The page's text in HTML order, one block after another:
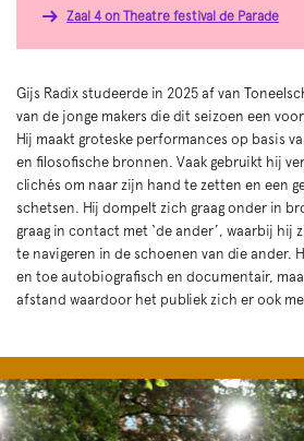
Gijs Radix studeerde in 2025 af van
van de jonge makers die dit seizoen een
Hij maakt groteske performances op basis
en filosofische bronnen. Vaak gebruikt hij
clichés om naar zijn hand te zetten en een
schetsen. Hij dompelt zich graag onder in
graag in contact met ‘de ander’, waarbij hij
te navigeren in de schoenen van die ander.
en toe autobiografisch en documentair,
afstand waardoor het publiek zich er ook
Zaal 4 on Theatre festival de Parade
Skip